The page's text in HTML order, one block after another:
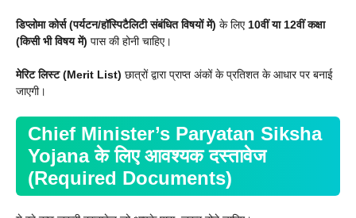
डिप्लोमा कोर्स (पर्यटन/हॉस्पिटैलिटी संबंधित विषयों में) के लिए10वीं या 12वीं कक्षा
(किसी भी विषय में) पास की होनी चाहिए।
मेरिट लिस्ट (Merit List) छात्रों द्वारा प्राप्त अंकों के प्रतिशत के आधार पर बनाई
जाएगी।
Chief Minister’s Paryatan Siksha
Yojanaके लिए आवश्यक दस्तावेज
(Required Documents)